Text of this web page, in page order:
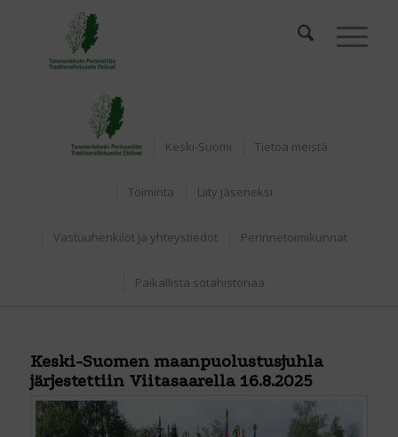
Keski-Suomi Tietoa meistä
Toiminta Liity jäseneksi
Vastuuhenkilöt ja yhteystiedot Perinnetoimikunnat
Paikallista sotahistoriaa
Keski-Suomen maanpuolustusjuhla
järjestettiin Viitasaarella 16.8.2025